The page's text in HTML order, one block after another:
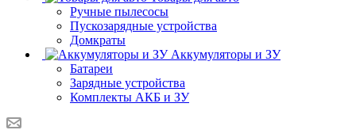
Ручные пылесосы
Пускозарядные устройства
Домкраты
Аккумуляторы и ЗУ
Батареи
Зарядные устройства
Комплекты АКБ и ЗУ